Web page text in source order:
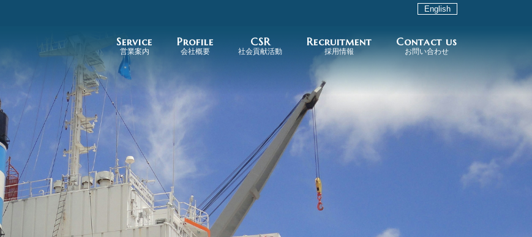
English
Service
営業案内
事業活動
ミクロネシア航路
パプアニューギニア・豪州航路
南太平洋航路
運航船腹
ドライコンテナ
リーファーコンテナ
Profile
会社概要
CSR
社会貢献活動
Recruitment
採用情報
最新ニュース
新卒採用
中途採用
Contact us
お問い合わせ